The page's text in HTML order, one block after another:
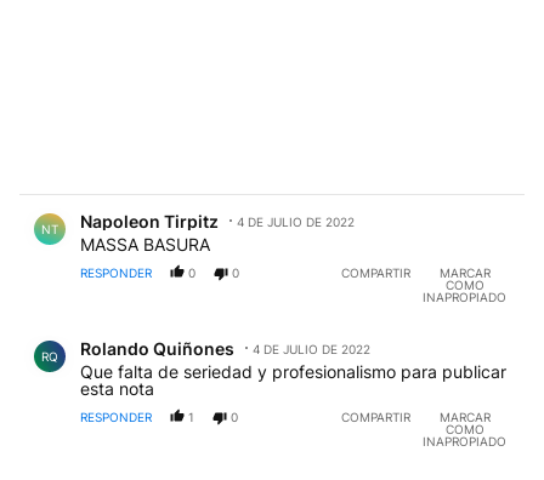
NT Napoleon Tirpitz 4 DE JULIO DE 2022
MASSA BASURA
RESPONDER 0 0 COMPARTIR
MARCAR
COMO
INAPROPIADO
RQ Rolando Quiñones 4 DE JULIO DE 2022
Que falta de seriedad y profesionalismo para publicar
esta nota
RESPONDER 1 0 COMPARTIR
MARCAR
COMO
INAPROPIADO